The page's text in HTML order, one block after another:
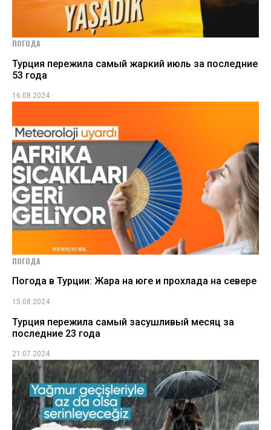
ПОГОДА
Турция пережила самый жаркий июль за последние
53 года
16.08.2024
ПОГОДА
Погода в Турции: Жара на юге и прохлада на севере
15.08.2024
Турция пережила самый засушливый месяц за
последние 23 года
21.07.2024